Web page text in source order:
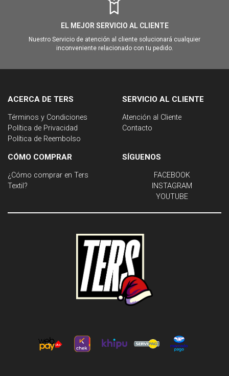
EL MEJOR SERVICIO AL CLIENTE
Nuestro Servicio de atención al cliente solucionará cualquier
inconveniente relacionado con tu pedido.
ACERCA DE TERS
Términos y Condiciones
Política de Privacidad
Política de Reembolso
SERVICIO AL CLIENTE
Atención al Cliente
Contacto
CÓMO COMPRAR
¿Cómo comprar en Ters
Textil?
SÍGUENOS
FACEBOOK
INSTAGRAM
YOUTUBE